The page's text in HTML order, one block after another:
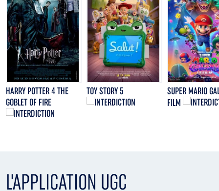
HARRY POTTER 4 THE
GOBLET OF FIRE
TOY STORY 5
SUPER MARIO
FILM
L'APPLICATION UGC